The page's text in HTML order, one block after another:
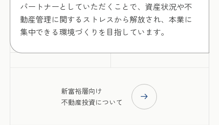
パートナーとしていただくことで、資産状況や不
動産管理に関するストレスから解放され、本業に
集中できる環境づくりを目指しています。
新富裕層向け
不動産投資について